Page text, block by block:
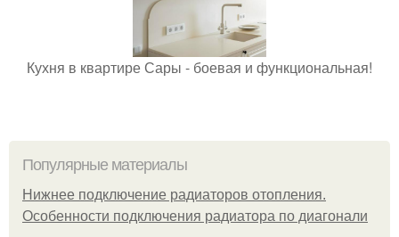
Кухня в квартире Сары - боевая и функциональная!
Популярные материалы
Нижнее подключение радиаторов отопления.
Особенности подключения радиатора по диагонали